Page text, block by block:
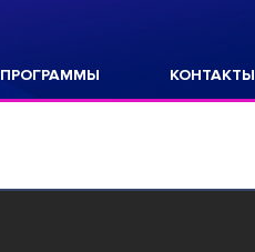
ПРОГРАММЫ КОНТАКТЫ